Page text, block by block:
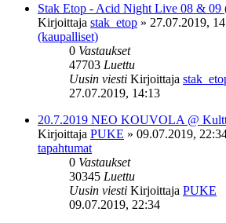
Stak Etop - Acid Night Live 08 & 09
Kirjoittaja stak_etop » 27.07.2019,
(kaupalliset)
0 Vastaukset
47703 Luettu
Uusin viesti Kirjoittaja
27.07.2019, 14:13
20.7.2019 NEO KOUVOLA @
Kirjoittaja PUKE » 09.07.2019,
tapahtumat
0 Vastaukset
30345 Luettu
Uusin viesti Kirjoittaja PUKE
09.07.2019, 22:34